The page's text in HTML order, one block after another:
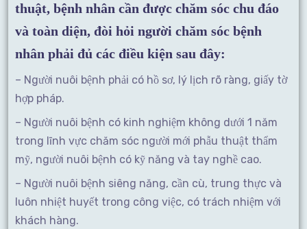
thuật, bệnh nhân cần được chăm sóc chu đáo
và toàn diện, đòi hỏi người chăm sóc bệnh
nhân phải đủ các điều kiện sau đây:
– Người nuôi bệnh phải có hồ sơ, lý lịch rõ ràng, giấy tờ
hợp pháp.
– Người nuôi bệnh có kinh nghiệm không dưới 1 năm
trong lĩnh vực chăm sóc người mới phẫu thuật thẩm
mỹ, người nuôi bệnh có kỹ năng và tay nghề cao.
– Người nuôi bệnh siêng năng, cần cù, trung thực và
luôn nhiệt huyết trong công việc, có trách nhiệm với
khách hàng.